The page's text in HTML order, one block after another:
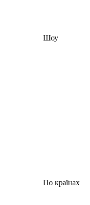
Шоу
По країнах